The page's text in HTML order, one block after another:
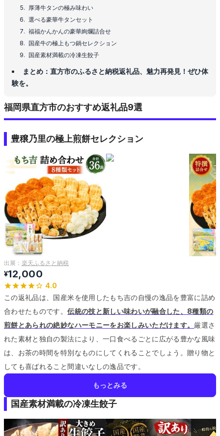
厚薄牛タンの極み味わい
選べる豪華牛タンセット
福福かんかんの豪華絢爛詰合せ
国産牛の極上もつ鍋セレクション
国産素材満載の冷凍生餃子
まとめ：直方市のふるさと納税返礼品、魅力再発見！ぜひ体
験を。
福岡県直方市のおすすめ返礼品9選
豊穣乃里の極上煎餅セレクション
出展： 楽天ふるさと納税
¥12,000
4.0
この返礼品は、国産米を使用したもち吉の自慢の逸品を豊富に詰め
合わせたものです。伝統の技と新しい味わいが融合した、8種類の
煎餅とあられの絶妙なハーモニーをお楽しみいただけます。 厳選さ
れた素材と独自の製法により、一口食べるごとに広がる豊かな風味
は、お茶の時間を特別なものにしてくれることでしょう。 贈り物と
しても喜ばれること間違いなしの逸品です。
もっとみる
国産素材満載の冷凍生餃子